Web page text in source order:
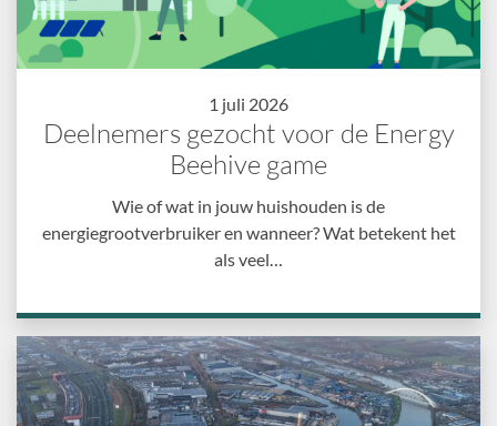
1 juli 2026
Deelnemers gezocht voor de Energy
Beehive game
Wie of wat in jouw huishouden is de
energiegrootverbruiker en wanneer? Wat betekent het
als veel…